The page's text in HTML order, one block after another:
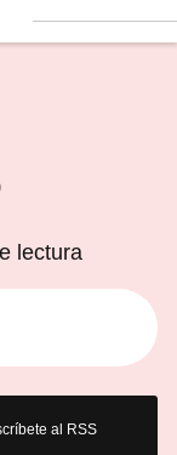
lectura
al RSS